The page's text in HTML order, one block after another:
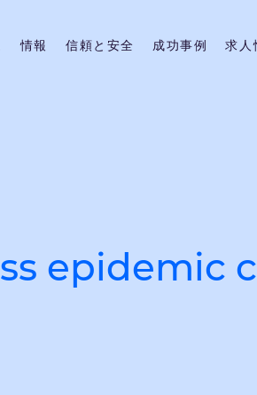
情報 信頼と安全 成功事例 求人
epidemic